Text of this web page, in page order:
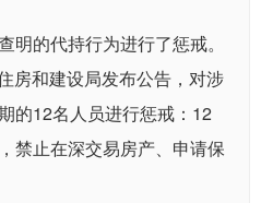
明的代持行为进行了惩戒。
房和建设局发布公告，对涉
的12名人员进行惩戒：12
禁止在深交易房产、申请保